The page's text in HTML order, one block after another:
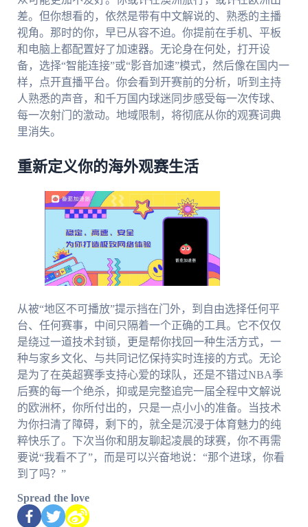
差。但你想看的，依然是带有中文解说的、熟悉的主播
视角。那时的你，早已从容不迫。你提前在手机、平板
和电脑上都配置好了加速器。无论身在何处，打开设
备，选择“智能连接”或“影音加速”模式，然后像在国内一
样，点开直播平台。你会看到开赛前的分析，听到主持
人熟悉的声音，和千万国内球迷同步感受每一次传球、
每一次射门的激动。地域限制，将彻底从你的观赛词典
里消失。
重新定义你的海外观赛生活
从被“地区不可播放”提示挡在门外，到自由选择任何平
台、任何赛事，中间只隔着一个正确的工具。它不仅仅
是绕过一道技术封锁，更是帮你找回一种生活方式，一
种与家乡文化、与共同记忆保持实时连接的方式。无论
是为了在英超赛季支持心爱的球队，还是不错过NBA季
后赛的每一个绝杀，抑或是完整追完一届全程中文解说
的欧洲杯，你所付出的，只是一点小小的准备。当技术
为你扫清了障碍，剩下的，就全是沉浸于体育魅力的纯
粹快乐了。下次当你和朋友聊起凌晨的球赛，你不再需
要说“我看不了”，而是可以兴奋地说：“那个进球，你看
到了吗？”
Spread the love